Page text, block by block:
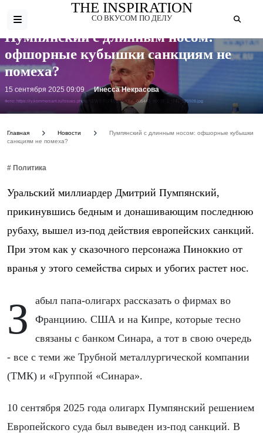
THE INSPIRATION
СО ВКУСОМ ПО ДЕЛУ
Фото: https://iy.kommersant.ru/Issues.photo/NEWS/2024/06/26/KEK_005446_00039_1_t241_125928.jpg
Пумпянский с длинным носом:
офшорные кубышки санкциям не
помеха?
15 сентября 2025 09:09 Инесса Некрасова
Главная Новости
Пумпянский с длинным носом: офшорные кубышки
санкциям не помеха?
# Политика
Уральский миллиардер Дмитрий Пумпянский,
прикинувшись бедным и донашивающим последнюю
рубаху, вышел из-под действия европейских санкций.
При этом как у сказочного персонажа Пиноккио от
вранья у этого семейства сирых и убогих растет нос.
Забыл папа-олигарх рассказать о фирмах во
Франциию. США и на Кипре, которые тесно
связаны с банком Синара, а тот в свою очередь
- все с теми же Трубной металлургической компании
(ТМК) и «Группой «Синара».
10 сентября 2025 года олигарх Пумпянский решением
Европейского суда был выведен из-под санкций. В